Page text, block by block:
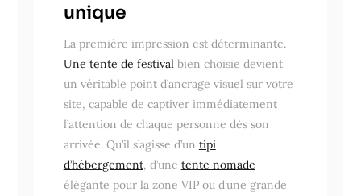
unique
La première impression est déterminante.
Une tente de festivalbien choisie devient
un véritable point d’ancrage visuel sur votre
site, capable de captiver immédiatement
l’attention de chaque personne dès son
arrivée. Qu’il s’agisse d’un tipi
d’hébergement, d’une tente nomade
élégante pour la zone VIP ou d’une grande